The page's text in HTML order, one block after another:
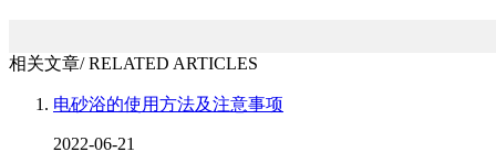
相关文章/ RELATED ARTICLES
电砂浴的使用方法及注意事项
2022-06-21